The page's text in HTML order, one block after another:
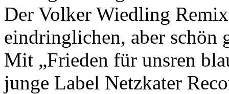
Der Volker Wiedling
eindringlichen, aber schön
Mit „Frieden für unsren
junge Label Netzkater